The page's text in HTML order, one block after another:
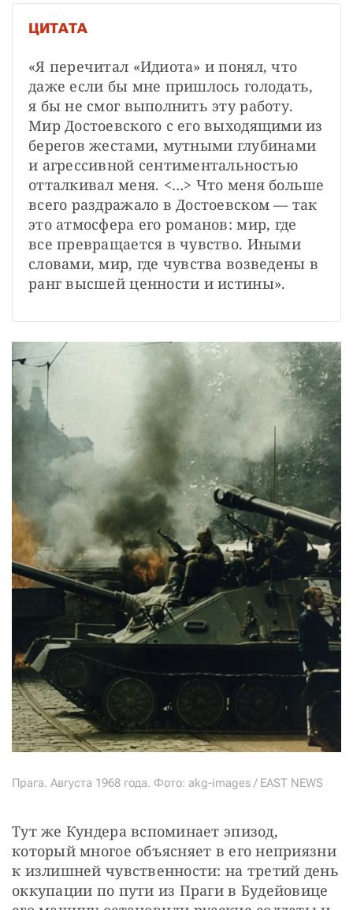
ЦИТАТА
«Я перечитал «Идиота» и понял, что
даже если бы мне пришлось голодать,
я бы не смог выполнить эту работу.
Мир Достоевского с его выходящими из
берегов жестами, мутными глубинами
и агрессивной сентиментальностью
отталкивал меня. <…> Что меня больше
всего раздражало в Достоевском — так
это атмосфера его романов: мир, где
все превращается в чувство. Иными
словами, мир, где чувства возведены в
ранг высшей ценности и истины».
Прага. Августа 1968 года. Фото: akg-images / EAST NEWS
Тут же Кундера вспоминает эпизод,
который многое объясняет в его неприязни
к излишней чувственности: на третий день
оккупации по пути из Праги в Будейовице